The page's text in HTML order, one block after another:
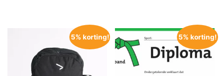
5% korting! 5% korting!